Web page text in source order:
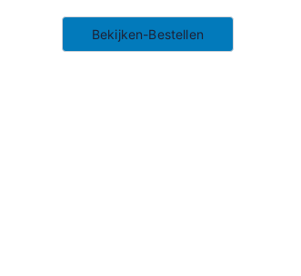
Bekijken-Bestellen